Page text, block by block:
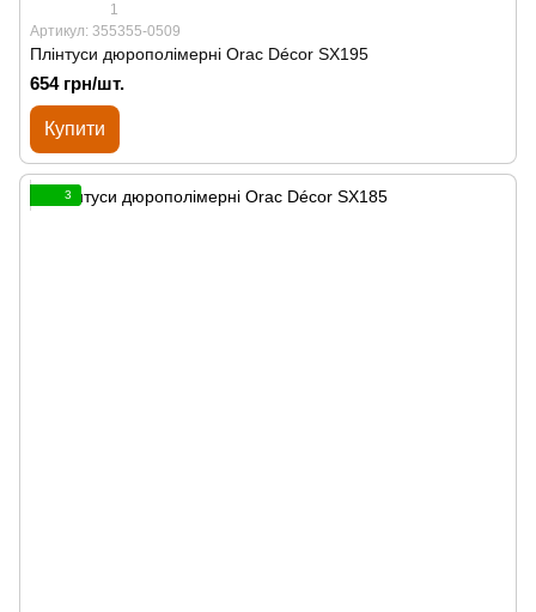
1
Артикул: 355355-0509
Плінтуси дюрополімерні Orac Décor SX195
654 грн/шт.
Купити
3